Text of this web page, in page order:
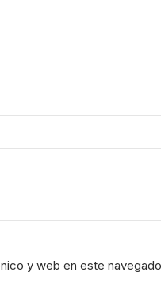
y web en este